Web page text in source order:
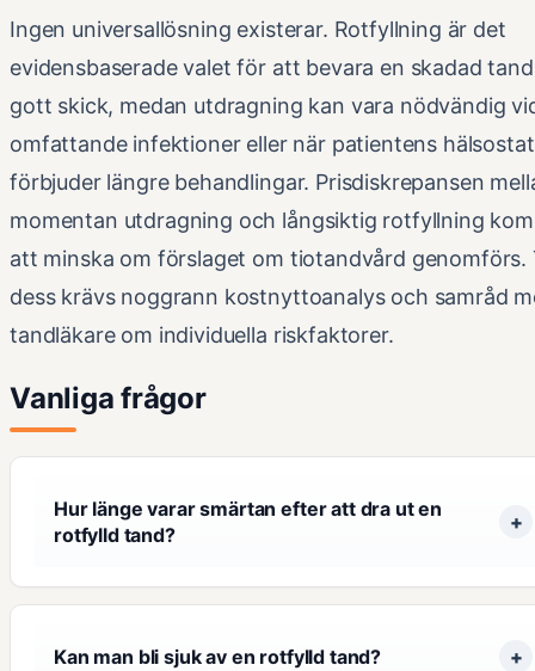
Ingen universallösning existerar. Rotfyllning är det
evidensbaserade valet för att bevara en skadad
gott skick, medan utdragning kan vara nödvändig
omfattande infektioner eller när patientens
förbjuder längre behandlingar. Prisdiskrepansen
momentan utdragning och långsiktig rotfyllning
att minska om förslaget om tiotandvård genomförs.
dess krävs noggrann kostnyttoanalys och samråd
tandläkare om individuella riskfaktorer.
Vanliga frågor
Hur länge varar smärtan efter att dra ut en
rotfylld tand?
Kan man bli sjuk av en rotfylld tand?